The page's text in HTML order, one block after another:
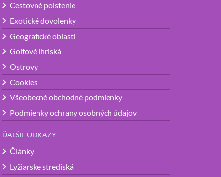
Cestovné poistenie
Exotické dovolenky
Geografické oblasti
Golfové ihriská
Ostrovy
Cookies
Všeobecné obchodné podmienky
Podmienky ochrany osobných údajov
ĎALŠIE ODKAZY
Články
Lyžiarske strediská